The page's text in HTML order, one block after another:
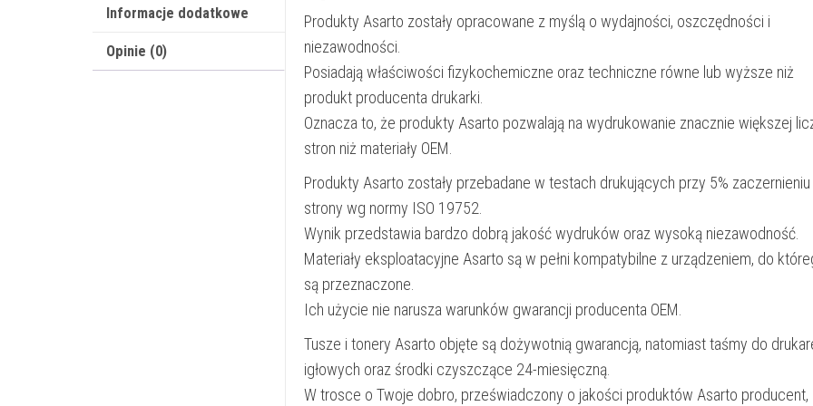
18mm*8m
Informacje dodatkowe
Opinie (0)
Produkty Asarto zostały opracowane z myślą o wydajności, oszczędności i
niezawodności.
Posiadają właściwości fizykochemiczne oraz techniczne równe lub wyższe niż
produkt producenta drukarki.
Oznacza to, że produkty Asarto pozwalają na wydrukowanie znacznie większej
stron niż materiały OEM.
Produkty Asarto zostały przebadane w testach drukujących przy 5% zaczernieniu
strony wg normy ISO 19752.
Wynik przedstawia bardzo dobrą jakość wydruków oraz wysoką niezawodność.
Materiały eksploatacyjne Asarto są w pełni kompatybilne z urządzeniem, do
są przeznaczone.
Ich użycie nie narusza warunków gwarancji producenta OEM.
Tusze i tonery Asarto objęte są dożywotnią gwarancją, natomiast taśmy do
igłowych oraz środki czyszczące 24-miesięczną.
W trosce o Twoje dobro, przeświadczony o jakości produktów Asarto producent,